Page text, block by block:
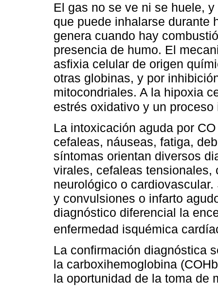
El gas no se ve ni se huele,
que puede inhalarse durante
genera cuando hay
presencia de humo. El
asfixia celular de origen
otras globinas, y por
mitocondriales. A la hipoxia
estrés oxidativo y un
La intoxicación aguda por
cefaleas, náuseas, fatiga,
síntomas orientan diversos
virales, cefaleas tensionales,
neurológico o
y convulsiones o infarto
diagnóstico diferencial la
enfermedad isquémica
La confirmación diagnóstica
la carboxihemoglobina
la oportunidad de la toma de